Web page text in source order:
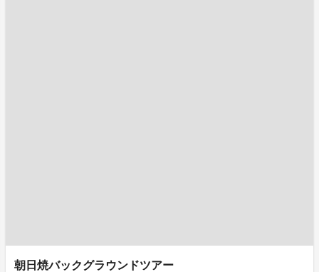
朝日焼バックグラウンドツアー